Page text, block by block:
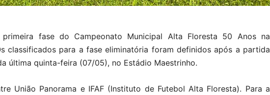
fase do Campeonato Municipal Alta Floresta 50 Anos na
classificados para a fase eliminatória foram definidos após a partida
última quinta-feira (07/05), no Estádio Maestrinho.
União Panorama e IFAF (Instituto de Futebol Alta Floresta). Para a